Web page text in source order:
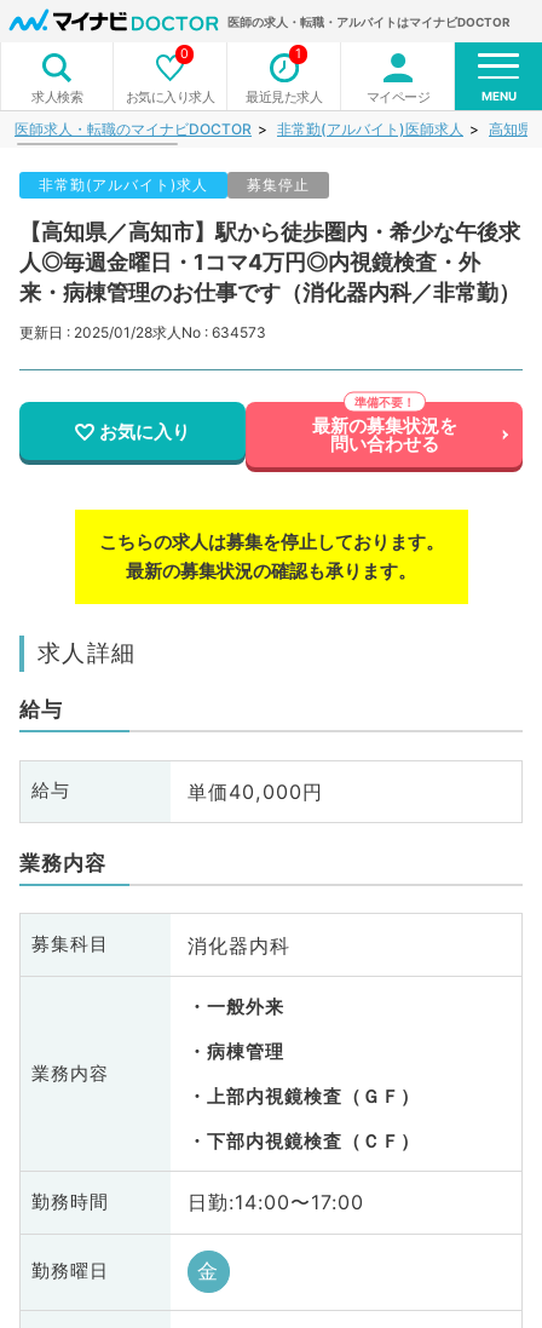
医師の求人・転職・アルバイトはマイナビDOCTOR
求人検索 お気に入り求人
0
最近見た求人
1
マイページ MENU
医師求人・転職のマイナビDOCTOR 非常勤(アルバイト)医師求人 高知県
非常勤(アルバイト)求人 募集停止
【高知県／高知市】駅から徒歩圏内・希少な午後求
人◎毎週金曜日・1コマ4万円◎内視鏡検査・外
来・病棟管理のお仕事です（消化器内科／非常勤）
更新日 : 2025/01/28求人No : 634573
お気に入り 最新の募集状況を
問い合わせる
こちらの求人は募集を停止しております。
最新の募集状況の確認も承ります。
求人詳細
給与
給与 単価40,000円
業務内容
募集科目 消化器内科
業務内容
一般外来
病棟管理
上部内視鏡検査（ＧＦ）
下部内視鏡検査（ＣＦ）
勤務時間 日勤:14:00〜17:00
勤務曜日 金